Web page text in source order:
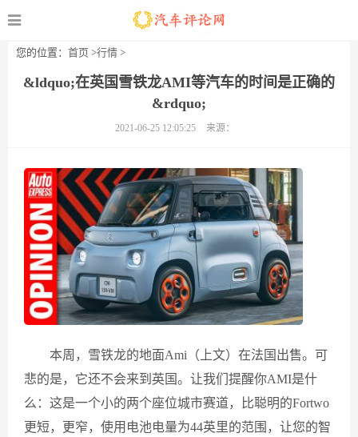
您的位置： 首页 >行情 >
&ldquo;在英国雪铁龙AMI等汽车的时间是正确的
&rdquo;
2021-06-25 12:05:25 来源：
本周，雪铁龙的地面Ami（上文）在法国出售。可
悲的是，它还不会来到英国。让我们提醒你AMI是什
么：这是一个小的两个座位城市赛道，比聪明的Fortwo
更短，更窄，使用电池电量为44英里的范围，让您的智